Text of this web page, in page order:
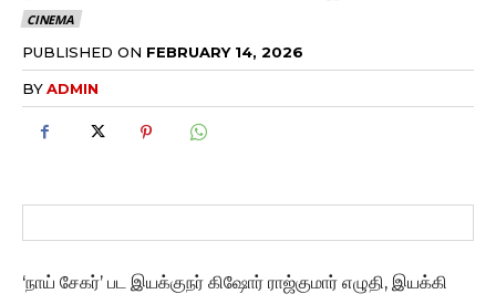
CINEMA
PUBLISHED ON FEBRUARY 14, 2026
BYADMIN
‘நாய் சேகர்’ பட இயக்குநர் கிஷோர் ராஜ்குமார் எழுதி, இயக்கி